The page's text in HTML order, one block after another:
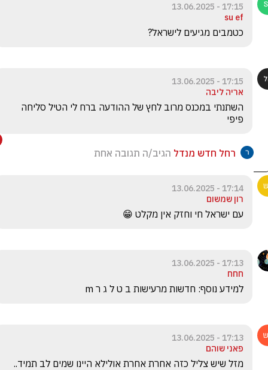
17:15 - 13.06.2025
su ef
כטמבים מגיעים לישראל?
17:15 - 13.06.2025
אריה ליבה
פיפי
רחל חדש מנדל הגיב/ה תגובה אחת
17:14 - 13.06.2025
רון שמשום
עם ישראל חי וחזק אין מקלט 😁
17:13 - 13.06.2025
חחח
למידע נוסף: חדשות מרעישות ב ט ל ג ר m
17:13 - 13.06.2025
פאני שוהם
מזל שיש צליל כזה אחרת אחרת אולילא היינו שמים לב תמיד..